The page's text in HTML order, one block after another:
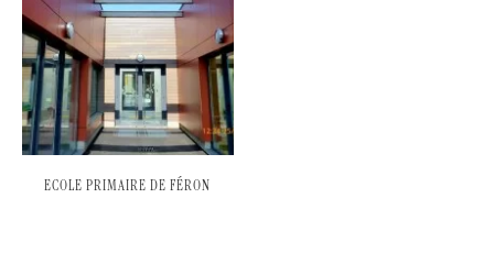
ECOLE PRIMAIRE DE FÉRON